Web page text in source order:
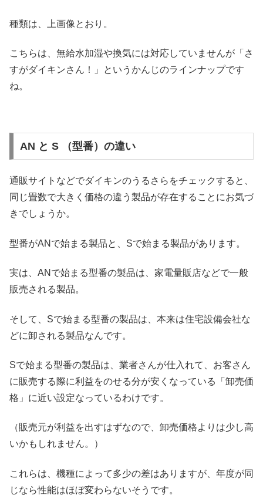
種類は、上画像とおり。
こちらは、無給水加湿や換気には対応していませんが「さ
すがダイキンさん！」というかんじのラインナップです
ね。
AN と S （型番）の違い
通販サイトなどでダイキンのうるさらをチェックすると、
同じ畳数で大きく価格の違う製品が存在することにお気づ
きでしょうか。
型番がANで始まる製品と、Sで始まる製品があります。
実は、ANで始まる型番の製品は、家電量販店などで一般
販売される製品。
そして、Sで始まる型番の製品は、本来は住宅設備会社な
どに卸される製品なんです。
Sで始まる型番の製品は、業者さんが仕入れて、お客さん
に販売する際に利益をのせる分が安くなっている「卸売価
格」に近い設定なっているわけです。
（販売元が利益を出すはずなので、卸売価格よりは少し高
いかもしれません。）
これらは、機種によって多少の差はありますが、年度が同
じなら性能はほぼ変わらないそうです。